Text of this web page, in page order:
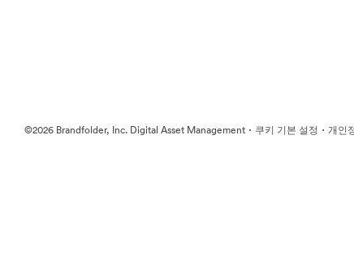
©2026 Brandfolder, Inc. Digital Asset Management · 쿠키 기본 설정 · 개인